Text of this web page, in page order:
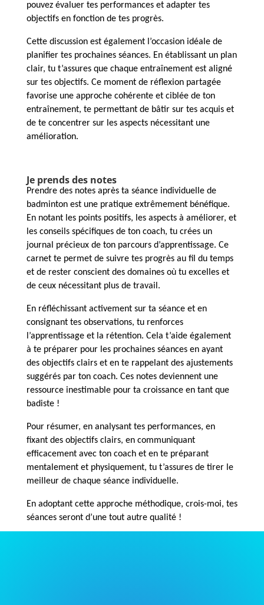
pouvez évaluer tes performances et adapter tes
objectifs en fonction de tes progrès.
Cette discussion est également l’occasion idéale de
planifier tes prochaines séances. En établissant un plan
clair, tu t’assures que chaque entraînement est aligné
sur tes objectifs. Ce moment de réflexion partagée
favorise une approche cohérente et ciblée de ton
entraînement, te permettant de bâtir sur tes acquis et
de te concentrer sur les aspects nécessitant une
amélioration.
Je prends des notes
Prendre des notes après ta séance individuelle de
badminton est une pratique extrêmement bénéfique.
En notant les points positifs, les aspects à améliorer, et
les conseils spécifiques de ton coach, tu crées un
journal précieux de ton parcours d’apprentissage. Ce
carnet te permet de suivre tes progrès au fil du temps
et de rester conscient des domaines où tu excelles et
de ceux nécessitant plus de travail.
En réfléchissant activement sur ta séance et en
consignant tes observations, tu renforces
l’apprentissage et la rétention. Cela t’aide également
à te préparer pour les prochaines séances en ayant
des objectifs clairs et en te rappelant des ajustements
suggérés par ton coach. Ces notes deviennent une
ressource inestimable pour ta croissance en tant que
badiste !
Pour résumer, en analysant tes performances, en
fixant des objectifs clairs, en communiquant
efficacement avec ton coach et en te préparant
mentalement et physiquement, tu t’assures de tirer le
meilleur de chaque séance individuelle.
En adoptant cette approche méthodique, crois-moi, tes
séances seront d’une tout autre qualité !